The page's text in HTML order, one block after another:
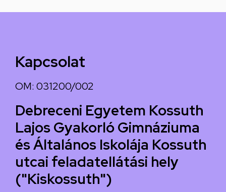
Kapcsolat
OM: 031200/002
Debreceni Egyetem Kossuth
Lajos Gyakorló Gimnáziuma
és Általános Iskolája Kossuth
utcai feladatellátási hely
("Kiskossuth")